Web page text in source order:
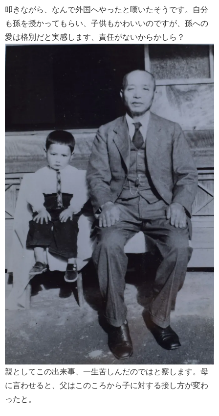
叩きながら、なんで外国へやったと嘆いたそうです。自分
も孫を授かってもらい、子供もかわいいのですが、孫への
愛は格別だと実感します、責任がないからかしら？
親としてこの出来事、一生苦しんだのではと察します。母
に言わせると、父はこのころから子に対する接し方が変わ
ったと。